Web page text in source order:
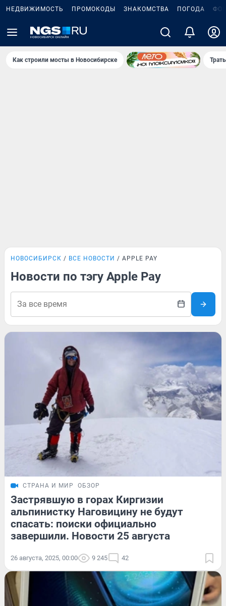
НЕДВИЖИМОСТЬ ПРОМОКОДЫ ЗНАКОМСТВА ПОГОДА
Как строили мосты в Новосибирске
НОВОСИБИРСК ВСЕ НОВОСТИ APPLE PAY
Новости по тэгу Apple Pay
СТРАНА И МИР ОБЗОР
Застрявшую в горах Киргизии
альпинистку Наговицину не будут
спасать: поиски официально
завершили. Новости 25 августа
26 августа, 2025, 00:00 9 245 42